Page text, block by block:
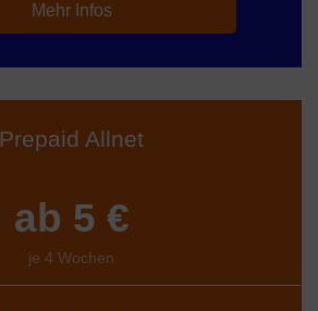
Mehr Infos
Prepaid Allnet
ab 5 €
je 4 Wochen